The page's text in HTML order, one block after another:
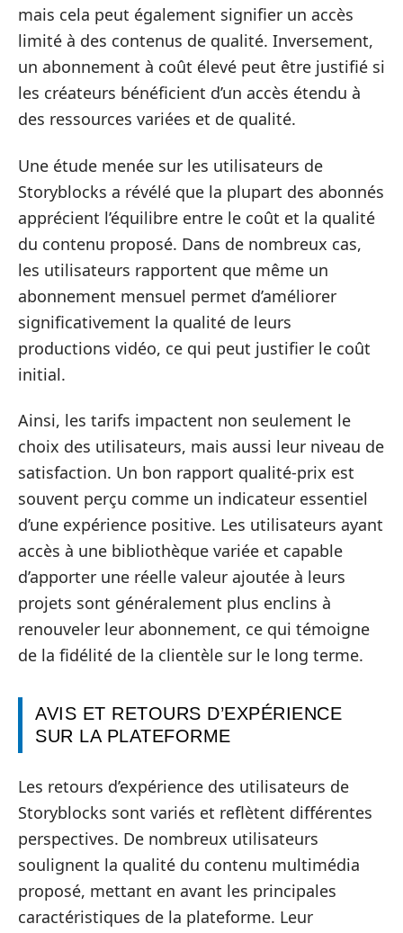
mais cela peut également signifier un accès
limité à des contenus de qualité. Inversement,
un abonnement à coût élevé peut être justifié si
les créateurs bénéficient d’un accès étendu à
des ressources variées et de qualité.
Une étude menée sur les utilisateurs de
Storyblocks a révélé que la plupart des abonnés
apprécient l’équilibre entre le coût et la qualité
du contenu proposé. Dans de nombreux cas,
les utilisateurs rapportent que même un
abonnement mensuel permet d’améliorer
significativement la qualité de leurs
productions vidéo, ce qui peut justifier le coût
initial.
Ainsi, les tarifs impactent non seulement le
choix des utilisateurs, mais aussi leur niveau de
satisfaction. Un bon rapport qualité-prix est
souvent perçu comme un indicateur essentiel
d’une expérience positive. Les utilisateurs ayant
accès à une bibliothèque variée et capable
d’apporter une réelle valeur ajoutée à leurs
projets sont généralement plus enclins à
renouveler leur abonnement, ce qui témoigne
de la fidélité de la clientèle sur le long terme.
AVIS ET RETOURS D’EXPÉRIENCE
SUR LA PLATEFORME
Les retours d’expérience des utilisateurs de
Storyblocks sont variés et reflètent différentes
perspectives. De nombreux utilisateurs
soulignent la qualité du contenu multimédia
proposé, mettant en avant les principales
caractéristiques de la plateforme. Leur